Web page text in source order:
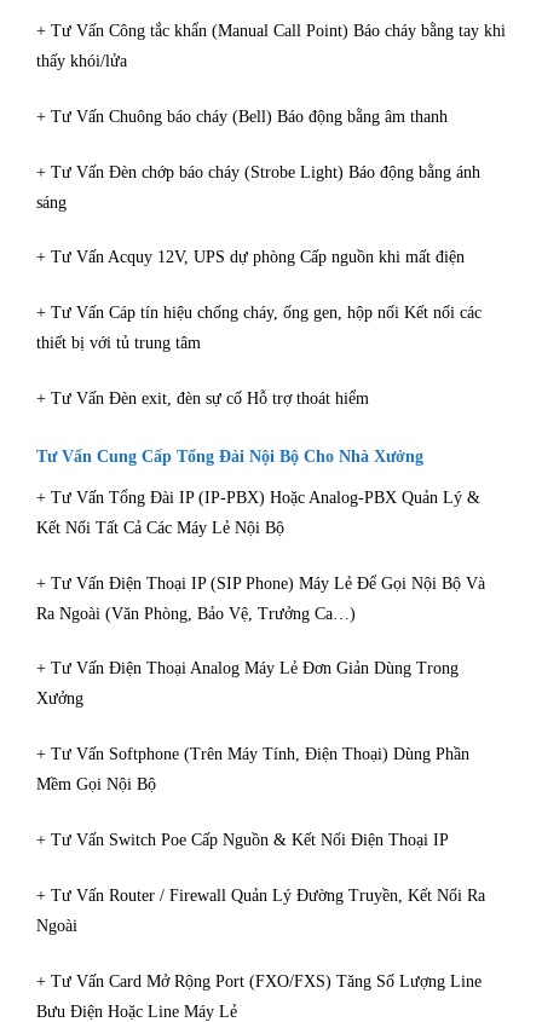
+ Tư Vấn Công tắc khẩn (Manual Call Point) Báo cháy bằng tay khi
thấy khói/lửa
+ Tư Vấn Chuông báo cháy (Bell) Báo động bằng âm thanh
+ Tư Vấn Đèn chớp báo cháy (Strobe Light) Báo động bằng ánh
sáng
+ Tư Vấn Acquy 12V, UPS dự phòng Cấp nguồn khi mất điện
+ Tư Vấn Cáp tín hiệu chống cháy, ống gen, hộp nối Kết nối các
thiết bị với tủ trung tâm
+ Tư Vấn Đèn exit, đèn sự cố Hỗ trợ thoát hiểm
Tư Vấn Cung Cấp Tổng Đài Nội Bộ Cho Nhà Xưởng
+ Tư Vấn Tổng Đài IP (IP-PBX) Hoặc Analog-PBX Quản Lý &
Kết Nối Tất Cả Các Máy Lẻ Nội Bộ
+ Tư Vấn Điện Thoại IP (SIP Phone) Máy Lẻ Để Gọi Nội Bộ Và
Ra Ngoài (Văn Phòng, Bảo Vệ, Trưởng Ca…)
+ Tư Vấn Điện Thoại Analog Máy Lẻ Đơn Giản Dùng Trong
Xưởng
+ Tư Vấn Softphone (Trên Máy Tính, Điện Thoại) Dùng Phần
Mềm Gọi Nội Bộ
+ Tư Vấn Switch Poe Cấp Nguồn & Kết Nối Điện Thoại IP
+ Tư Vấn Router / Firewall Quản Lý Đường Truyền, Kết Nối Ra
Ngoài
+ Tư Vấn Card Mở Rộng Port (FXO/FXS) Tăng Số Lượng Line
Bưu Điện Hoặc Line Máy Lẻ